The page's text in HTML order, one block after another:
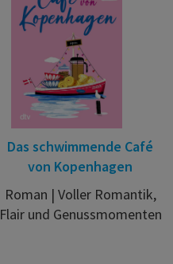
Das schwimmende Café
von Kopenhagen
Roman | Voller Romantik,
Flair und Genussmomenten